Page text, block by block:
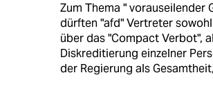
Zum Thema " vorauseilender
dürften "afd" Vertreter
über das "Compact Verbot",
Diskreditierung einzelner
der Regierung als